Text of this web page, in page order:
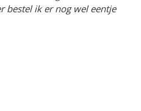
bestel ik er nog wel eentje